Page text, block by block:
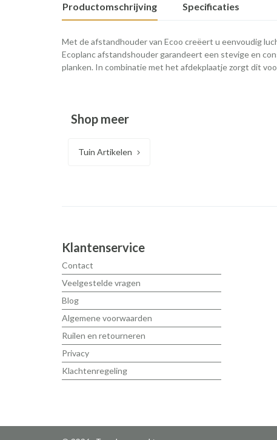
Productomschrijving Specificaties
Met de afstandhouder van Ecoo creëert u eenvoudig
Ecoplanc afstandshouder garandeert een stevige en
planken. In combinatie met het afdekplaatje zorgt dit
Shop meer
Tuin Artikelen
Klantenservice
Contact
Veelgestelde vragen
Blog
Algemene voorwaarden
Ruilen en retourneren
Privacy
Klachtenregeling